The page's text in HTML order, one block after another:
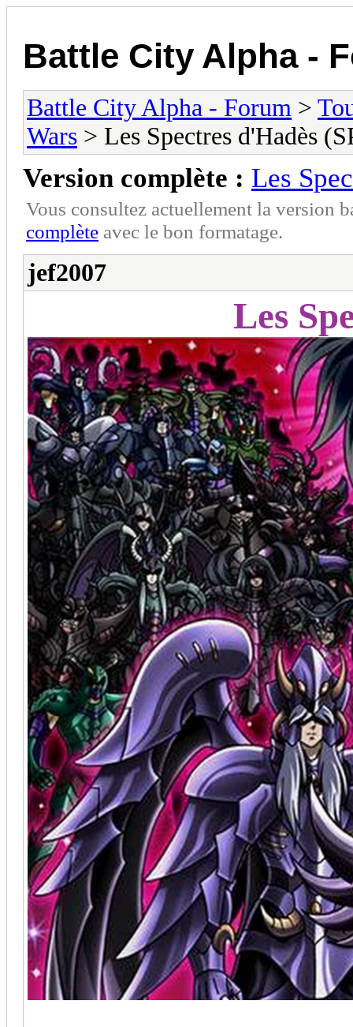
Battle City Alpha -
Battle City Alpha - Forum >
Wars > Les Spectres d'Hadès
Version complète : Les
Vous consultez actuellement la version
complète avec le bon formatage.
jef2007
Les